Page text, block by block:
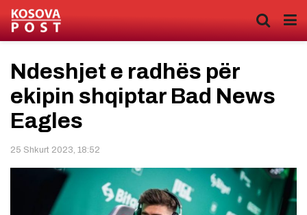
Ndeshjet e radhës për
ekipin shqiptar Bad News
Eagles
25 Shkurt 2023, 18:52